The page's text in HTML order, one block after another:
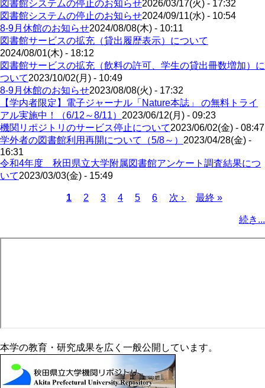
図書館システムの停止のお知らせ2026/03/17(火) - 17:32
図書館システムの停止のお知らせ2024/09/11(水) - 10:54
8-9月休館のお知らせ2024/08/08(木) - 10:11
図書館サービスの拡充（貸出履歴表示）について
2024/08/01(木) - 18:12
図書館サービスの拡充（飲料の許可、学生の貸出冊数増加）に
ついて2023/10/02(月) - 10:49
8-9月休館のお知らせ2023/08/08(火) - 17:32
【学内者限定】電子ジャーナル「Nature本誌」 の無料トライ
アル実施中！（6/12～8/11） 2023/06/12(月) - 09:23
機関リポジトリのサービス停止について2023/06/02(金) - 08:47
学外者の図書館利用再開について（5/8～） 2023/04/28(金) -
16:31
令和4年度 秋田県立大学附属図書館アンケート調査結果につ
いて2023/03/03(金) - 15:49
カ
1
ペ
2
ペ
3
ペ
4
ペ
5
ペ
6
次
次 ›
最
最終 »
続き...
本学の教育・研究成果を広く一般公開しています。